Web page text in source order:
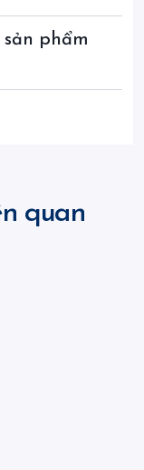
phẩm
quan